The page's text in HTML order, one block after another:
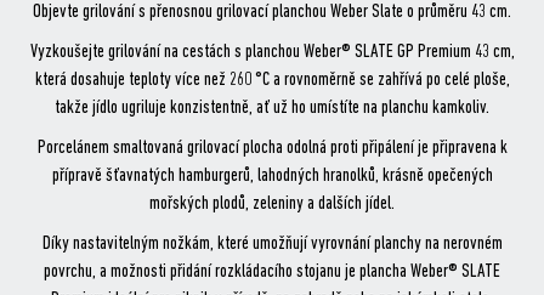
Objevte grilování s přenosnou grilovací planchou Weber Slate o průměru 43 cm.
Vyzkoušejte grilování na cestách s planchou Weber® SLATE GP Premium 43 cm,
která dosahuje teploty více než 260 °C a rovnoměrně se zahřívá po celé ploše,
takže jídlo ugriluje konzistentně, ať už ho umístíte na planchu kamkoliv.
Porcelánem smaltovaná grilovací plocha odolná proti připálení je připravena k
přípravě šťavnatých hamburgerů, lahodných hranolků, krásně opečených
mořských plodů, zeleniny a dalších jídel.
Díky nastavitelným nožkám, které umožňují vyrovnání planchy na nerovném
povrchu, a možnosti přidání rozkládacího stojanu je plancha Weber® SLATE